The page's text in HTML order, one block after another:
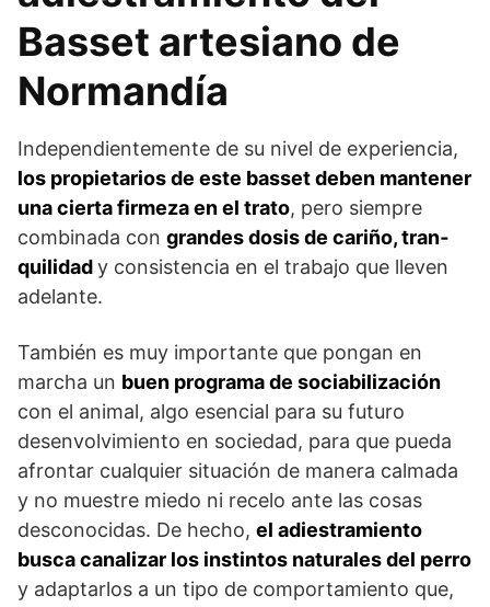
Basset artesiano de
Normandía
Independientemente de su nivel de experiencia,
los propietarios de este basset deben mantener
una cierta firmeza en el trato, pero siempre
combinada con grandes dosis de cariño, tran­
quilidady consistencia en el trabajo que lleven
adelante.
También es muy importante que pongan en
marcha un buen programa de sociabilización
con el animal, algo esencial para su futuro
desenvolvi­miento en sociedad, para que pueda
afrontar cualquier situación de manera calmada
y no muestre miedo ni recelo ante las cosas
desconocidas. De hecho, el adiestramiento
busca canalizar los instintos naturales del perro
y adaptarlos a un tipo de comportamiento que,